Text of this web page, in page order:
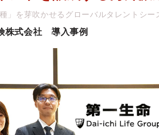
」を芽吹かせるグローバルタレントシー
株式会社　導入事例